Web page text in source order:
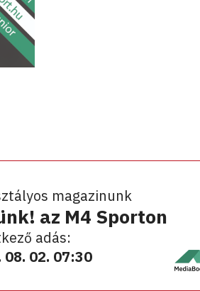
magazinunk
az M4 Sporton
adás:
08. 02. 07:30